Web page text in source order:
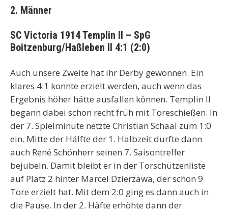
2. Männer
SC Victoria 1914 Templin II – SpG
Boitzenburg/Haßleben II 4:1 (2:0)
Auch unsere Zweite hat ihr Derby gewonnen. Ein
klares 4:1 konnte erzielt werden, auch wenn das
Ergebnis höher hätte ausfallen können. Templin II
begann dabei schon recht früh mit Toreschießen. In
der 7. Spielminute netzte Christian Schaal zum 1:0
ein. Mitte der Hälfte der 1. Halbzeit durfte dann
auch René Schönherr seinen 7. Saisontreffer
bejubeln. Damit bleibt er in der Torschützenliste
auf Platz 2 hinter Marcel Dzierzawa, der schon 9
Tore erzielt hat. Mit dem 2:0 ging es dann auch in
die Pause. In der 2. Häfte erhöhte dann der